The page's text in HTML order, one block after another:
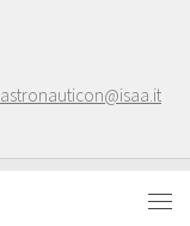
astronauticon@isaa.it